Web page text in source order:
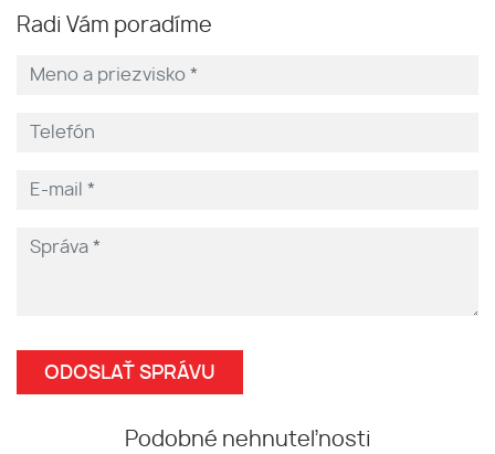
Radi Vám poradíme
Podobné nehnuteľnosti